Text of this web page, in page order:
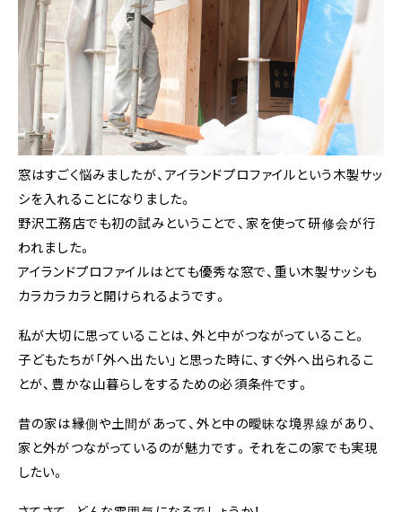
窓はすごく悩みましたが、アイランドプロファイルという木製サッ
シを入れることになりました。
野沢工務店でも初の試みということで、家を使って研修会が行
われました。
アイランドプロファイルはとても優秀な窓で、重い木製サッシも
カラカラカラと開けられるようです。
私が大切に思っていることは、外と中がつながっていること。
子どもたちが「外へ出たい」と思った時に、すぐ外へ出られるこ
とが、豊かな山暮らしをするための必須条件です。
昔の家は縁側や土間があって、外と中の曖昧な境界線があり、
家と外がつながっているのが魅力です。それをこの家でも実現
したい。